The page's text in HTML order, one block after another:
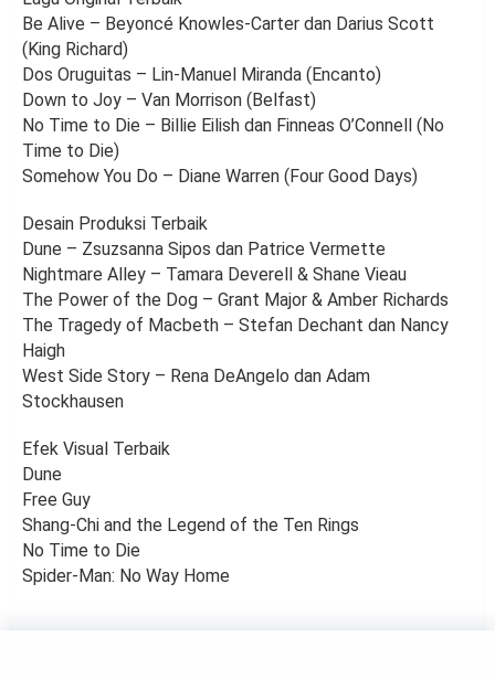
Be Alive – Beyoncé Knowles-Carter dan Darius Scott
(King Richard)
Dos Oruguitas – Lin-Manuel Miranda (Encanto)
Down to Joy – Van Morrison (Belfast)
No Time to Die – Billie Eilish dan Finneas O’Connell (No
Time to Die)
Somehow You Do – Diane Warren (Four Good Days)
Desain Produksi Terbaik
Dune – Zsuzsanna Sipos dan Patrice Vermette
Nightmare Alley – Tamara Deverell & Shane Vieau
The Power of the Dog – Grant Major & Amber Richards
The Tragedy of Macbeth – Stefan Dechant dan Nancy
Haigh
West Side Story – Rena DeAngelo dan Adam
Stockhausen
Efek Visual Terbaik
Dune
Free Guy
Shang-Chi and the Legend of the Ten Rings
No Time to Die
Spider-Man: No Way Home